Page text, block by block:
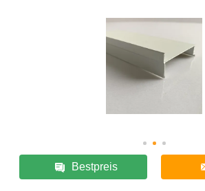
Bestpreis